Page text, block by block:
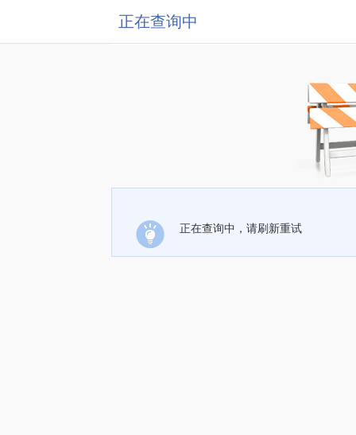
正在查询中
正在查询中，请刷新重试